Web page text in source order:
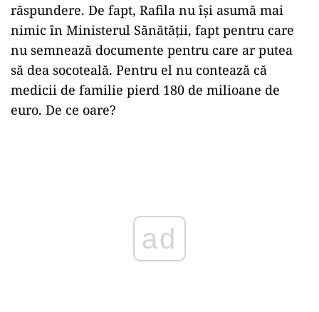
răspundere. De fapt, Rafila nu își asumă mai
nimic în Ministerul Sănătății, fapt pentru care
nu semnează documente pentru care ar putea
să dea socoteală. Pentru el nu contează că
medicii de familie pierd 180 de milioane de
euro. De ce oare?